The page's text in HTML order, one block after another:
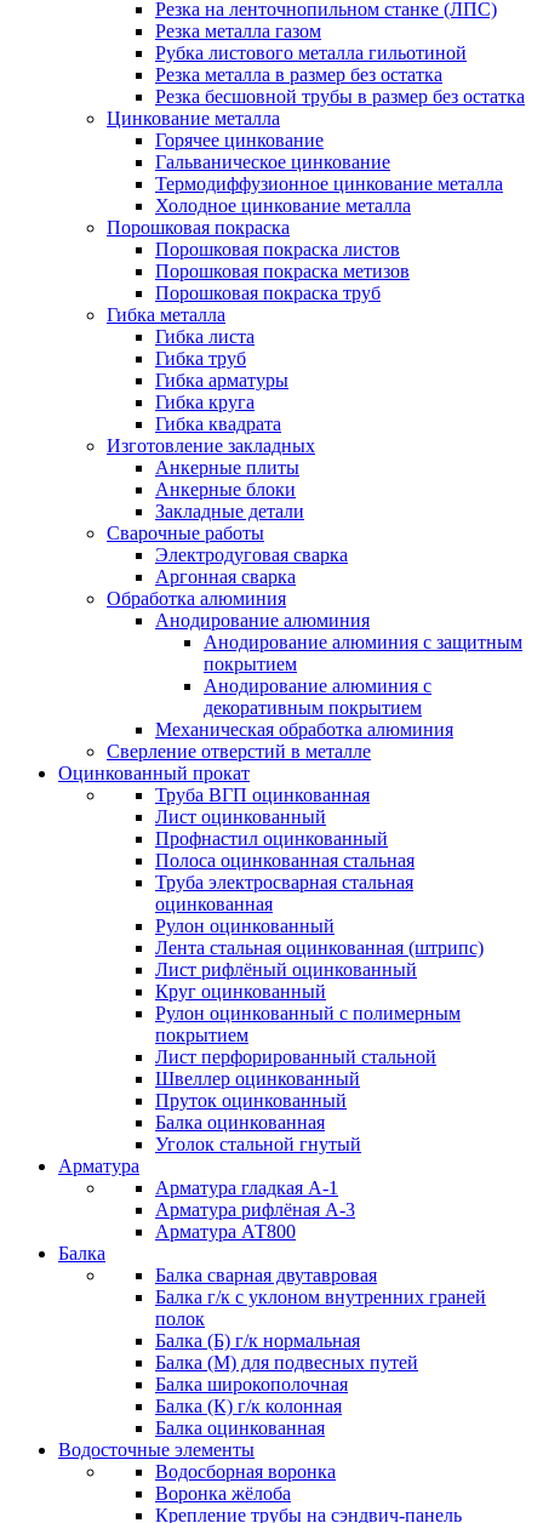
Резка на ленточнопильном станке (ЛПС)
Резка металла газом
Рубка листового металла гильотиной
Резка металла в размер без остатка
Резка бесшовной трубы в размер без остатка
Цинкование металла
Горячее цинкование
Гальваническое цинкование
Термодиффузионное цинкование металла
Холодное цинкование металла
Порошковая покраска
Порошковая покраска листов
Порошковая покраска метизов
Порошковая покраска труб
Гибка металла
Гибка листа
Гибка труб
Гибка арматуры
Гибка круга
Гибка квадрата
Изготовление закладных
Анкерные плиты
Анкерные блоки
Закладные детали
Сварочные работы
Электродуговая сварка
Аргонная сварка
Обработка алюминия
Анодирование алюминия
Анодирование алюминия с защитным
покрытием
Анодирование алюминия с
декоративным покрытием
Механическая обработка алюминия
Сверление отверстий в металле
Оцинкованный прокат
Труба ВГП оцинкованная
Лист оцинкованный
Профнастил оцинкованный
Полоса оцинкованная стальная
Труба электросварная стальная
оцинкованная
Рулон оцинкованный
Лента стальная оцинкованная (штрипс)
Лист рифлёный оцинкованный
Круг оцинкованный
Рулон оцинкованный с полимерным
покрытием
Лист перфорированный стальной
Швеллер оцинкованный
Пруток оцинкованный
Балка оцинкованная
Уголок стальной гнутый
Арматура
Арматура гладкая А-1
Арматура рифлёная А-3
Арматура АТ800
Балка
Балка сварная двутавровая
Балка г/к с уклоном внутренних граней
полок
Балка (Б) г/к нормальная
Балка (М) для подвесных путей
Балка широкополочная
Балка (К) г/к колонная
Балка оцинкованная
Водосточные элементы
Водосборная воронка
Воронка жёлоба
Крепление трубы на сэндвич-панель